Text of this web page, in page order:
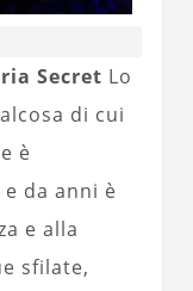
Secret Lo
di cui
è
da anni è
e alla
sfilate,